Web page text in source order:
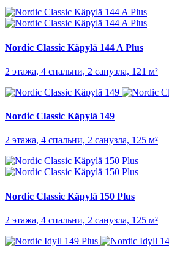
Nordic Classic Käpylä 144 A Plus
2 этажа, 4 спальни, 2 санузла, 121 м²
Nordic Classic Käpylä 149
2 этажа, 4 спальни, 2 санузла, 125 м²
Nordic Classic Käpylä 150 Plus
2 этажа, 4 спальни, 2 санузла, 125 м²